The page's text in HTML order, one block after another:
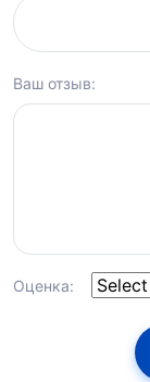
Ваш отзыв:
Оценка: